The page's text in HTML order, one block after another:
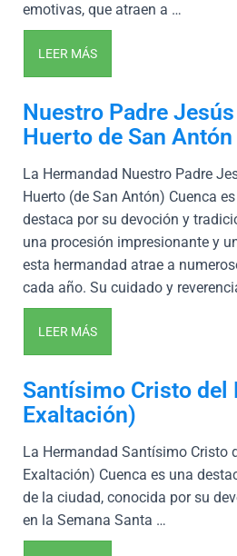
emotivas, que atraen a …
LEER MÁS
Nuestro Padre Jesús
Huerto de San Antón
La Hermandad Nuestro Padre
Huerto (de San Antón) Cuenca
destaca por su devoción y
una procesión impresionante y
esta hermandad atrae a
cada año. Su cuidado y
LEER MÁS
Santísimo Cristo del
Exaltación)
La Hermandad Santísimo Cristo
Exaltación) Cuenca es una
de la ciudad, conocida por su
en la Semana Santa …